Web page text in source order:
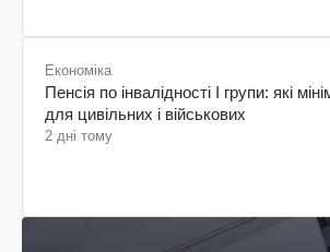
Економіка
Пенсія по інвалідності I групи: які
для цивільних і військових
2 дні тому